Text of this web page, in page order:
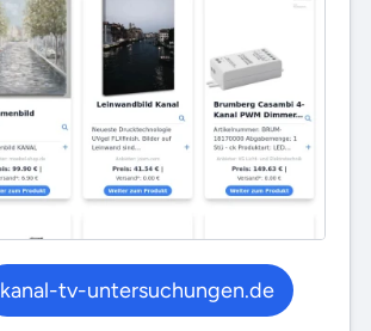
kanal-tv-untersuchungen.de